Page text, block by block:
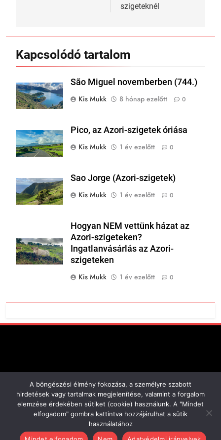
szigeteknél
Kapcsolódó tartalom
São Miguel novemberben (744.)
Kis Mukk
8 hónap ezelőtt 0
Pico, az Azori-szigetek óriása
Kis Mukk
1 év ezelőtt 0
Sao Jorge (Azori-szigetek)
Kis Mukk
1 év ezelőtt 0
Hogyan NEM vettünk házat az
Azori-szigeteken?
Ingatlanvásárlás az Azori-
szigeteken
Kis Mukk
1 év ezelőtt 0
Minden jog fenntartva!
2013-2026 Powered By
BlazeThemes.
Cookie Tájékoztató
A böngészési élmény fokozása, a személyre szabott
hirdetések vagy tartalmak megjelenítése, valamint a forgalom
elemzése érdekében sütiket (cookie) használunk. A "Mindet
elfogadom" gombra kattintva hozzájárulhat a sütik
használatához